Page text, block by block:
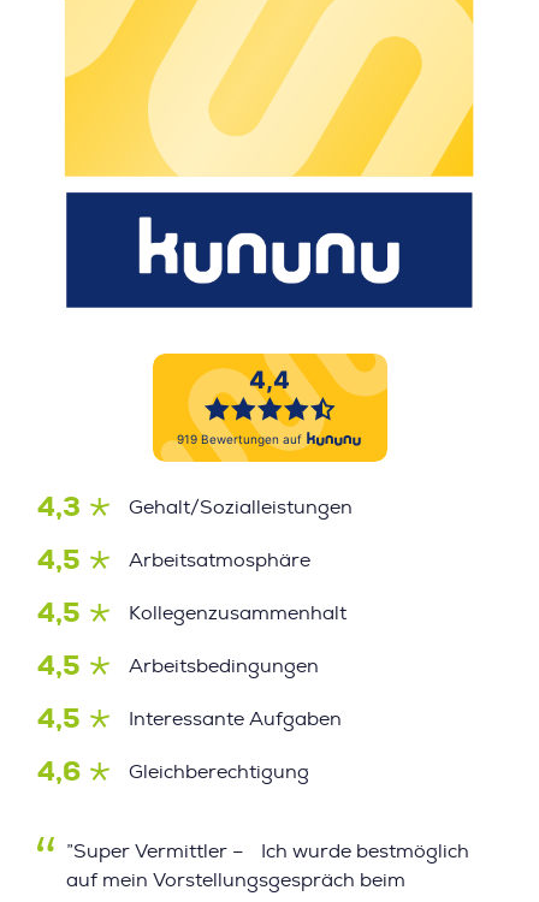
4,3 Gehalt/Sozialleistungen
4,5 Arbeitsatmosphäre
4,5 Kollegenzusammenhalt
4,5 Arbeitsbedingungen
4,5 Interessante Aufgaben
4,6 Gleichberechtigung
”Super Vermittler – Ich wurde bestmöglich
auf mein Vorstellungsgespräch beim